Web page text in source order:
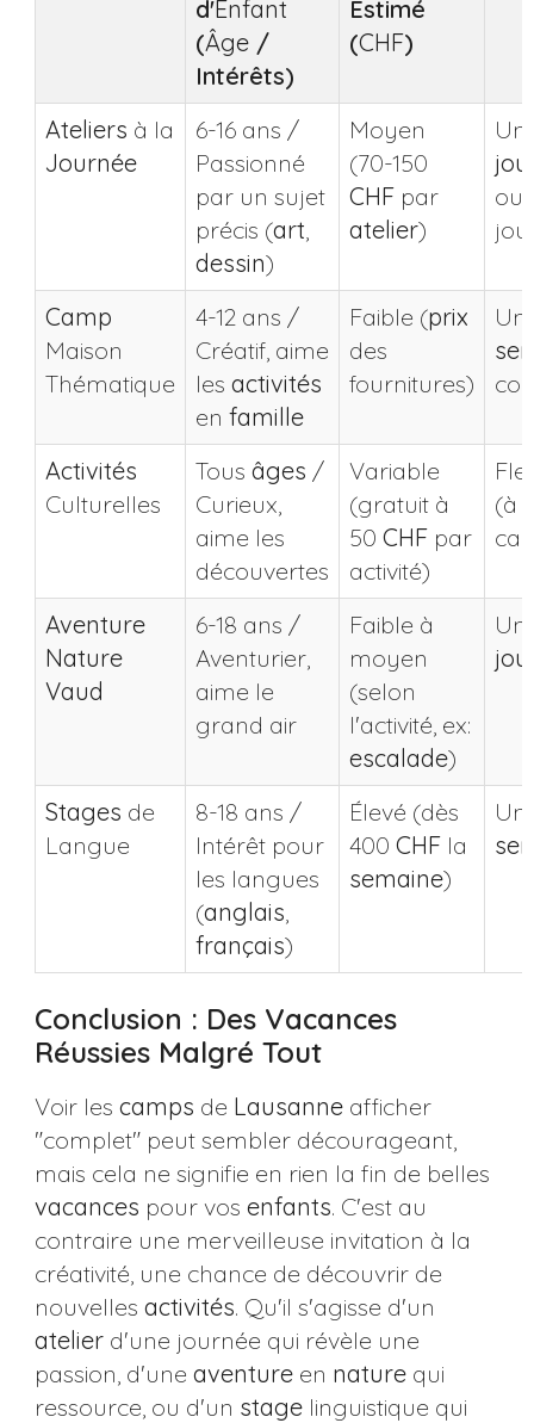
d'Enfant
(Âge/
Intérêts)
Estimé
(CHF)
Ateliers à la
Journée
6-16 ans /
Passionné
par un sujet
précis (art
dessin)
Moyen
(70-150
CHFpar
atelier)
ou
Camp
Maison
Thématique
4-12 ans /
Créatif, aime
les activités
en famille
Faible (prix
des
fournitures)
Activités
Culturelles
Tous âges /
Curieux,
aime les
découvertes
Variable
(gratuit à
50 CHFpar
activité)
(à
Aventure
Nature
Vaud
6-18 ans /
Aventurier,
aime le
grand air
Faible à
moyen
(selon
l'activité, ex:
escalade)
Stages de
Langue
8-18 ans /
Intérêt pour
les langues
(anglais
français)
Élevé (dès
400 CHFla
semaine)
Conclusion : Des Vacances
Réussies Malgré Tout
Voir les camps de Lausanneafficher
"complet" peut sembler décourageant,
mais cela ne signifie en rien la fin de belles
vacances pour vos enfants. C'est au
contraire une merveilleuse invitation à la
créativité, une chance de découvrir de
nouvelles activités. Qu'il s'agisse d'un
atelierd'une journée qui révèle une
passion, d'une aventureen naturequi
ressource, ou d'un stagelinguistique qui